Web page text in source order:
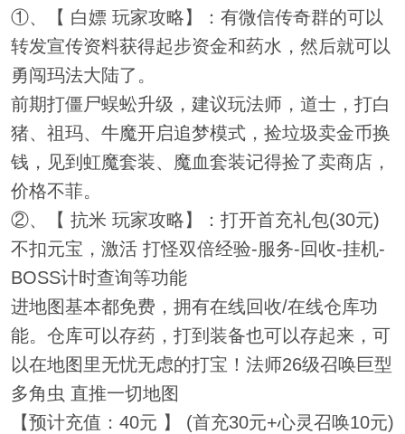
①、【 白嫖 玩家攻略】：有微信传奇群的可以
转发宣传资料获得起步资金和药水，然后就可以
勇闯玛法大陆了。
前期打僵尸蜈蚣升级，建议玩法师，道士，打白
猪、祖玛、牛魔开启追梦模式，捡垃圾卖金币换
钱，见到虹魔套装、魔血套装记得捡了卖商店，
价格不菲。
②、【 抗米 玩家攻略】：打开首充礼包(30元)
不扣元宝，激活 打怪双倍经验-服务-回收-挂机-
BOSS计时查询等功能
进地图基本都免费，拥有在线回收/在线仓库功
能。仓库可以存药，打到装备也可以存起来，可
以在地图里无忧无虑的打宝！法师26级召唤巨型
多角虫 直推一切地图
【预计充值：40元 】 (首充30元+心灵召唤10元)